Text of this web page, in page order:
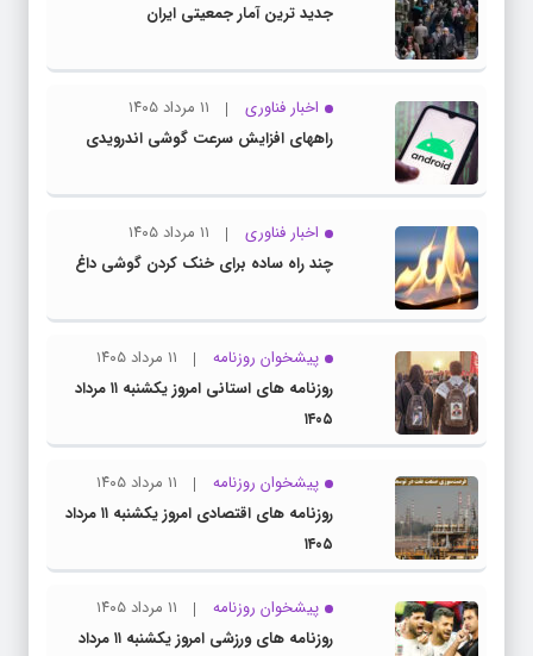
جدید ترین آمار جمعیتی ایران
اخبار فناوری
۱۱ مرداد ۱۴۰۵
راههای افزایش سرعت گوشی اندرویدی
اخبار فناوری
۱۱ مرداد ۱۴۰۵
چند راه‌ ساده برای خنک کردن گوشی داغ
پیشخوان روزنامه
۱۱ مرداد ۱۴۰۵
روزنامه های استانی امروز یکشنبه ۱۱ مرداد
۱۴۰۵
پیشخوان روزنامه
۱۱ مرداد ۱۴۰۵
روزنامه های اقتصادی امروز یکشنبه ۱۱ مرداد
۱۴۰۵
پیشخوان روزنامه
۱۱ مرداد ۱۴۰۵
روزنامه های ورزشی امروز یکشنبه ۱۱ مرداد